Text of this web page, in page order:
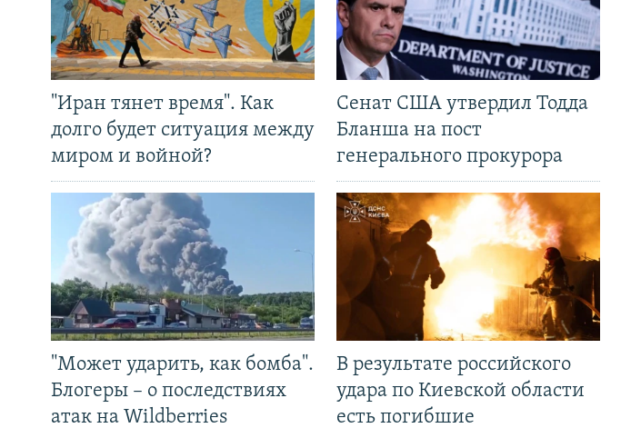
"Иран тянет время". Как
долго будет ситуация между
миром и войной?
"Может ударить, как бомба".
Блогеры – о последствиях
атак на Wildberries
Сенат США утвердил Тодда
Бланша на пост
генерального прокурора
В результате российского
удара по Киевской области
есть погибшие